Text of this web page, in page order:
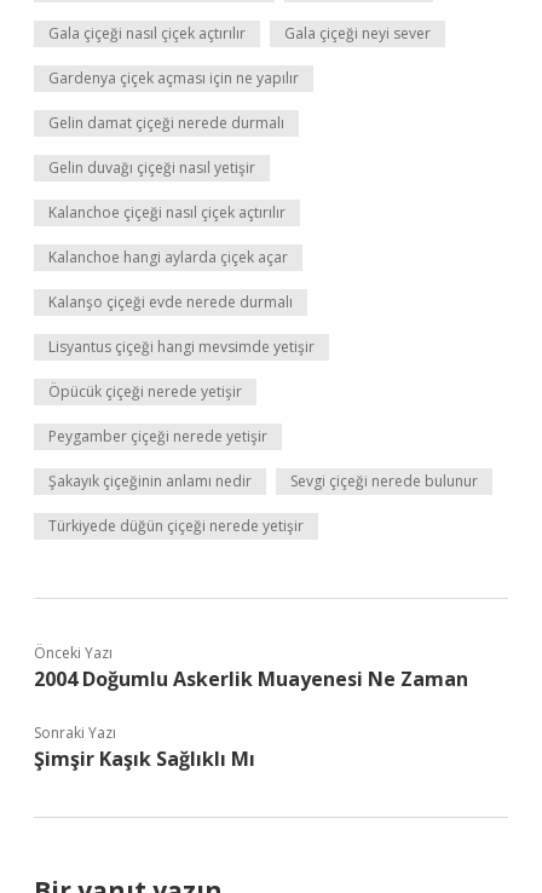
Gala çiçeği nasıl çiçek açtırılır Gala çiçeği neyi sever
Gardenya çiçek açması için ne yapılır
Gelin damat çiçeği nerede durmalı
Gelin duvağı çiçeği nasıl yetişir
Kalanchoe çiçeği nasıl çiçek açtırılır
Kalanchoe hangi aylarda çiçek açar
Kalanşo çiçeği evde nerede durmalı
Lisyantus çiçeği hangi mevsimde yetişir
Öpücük çiçeği nerede yetişir
Peygamber çiçeği nerede yetişir
Şakayık çiçeğinin anlamı nedir Sevgi çiçeği nerede bulunur
Türkiyede düğün çiçeği nerede yetişir
Önceki Yazı
2004 Doğumlu Askerlik Muayenesi Ne Zaman
Sonraki Yazı
Şimşir Kaşık Sağlıklı Mı